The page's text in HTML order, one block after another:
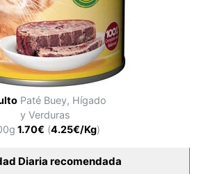
Paté Buey, Hígado
y Verduras
1.70€ (4.25€/Kg)
Diaria recomendada